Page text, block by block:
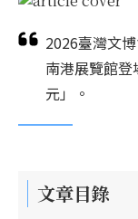
2026臺灣文
南港展覽館
元」。
文章目錄